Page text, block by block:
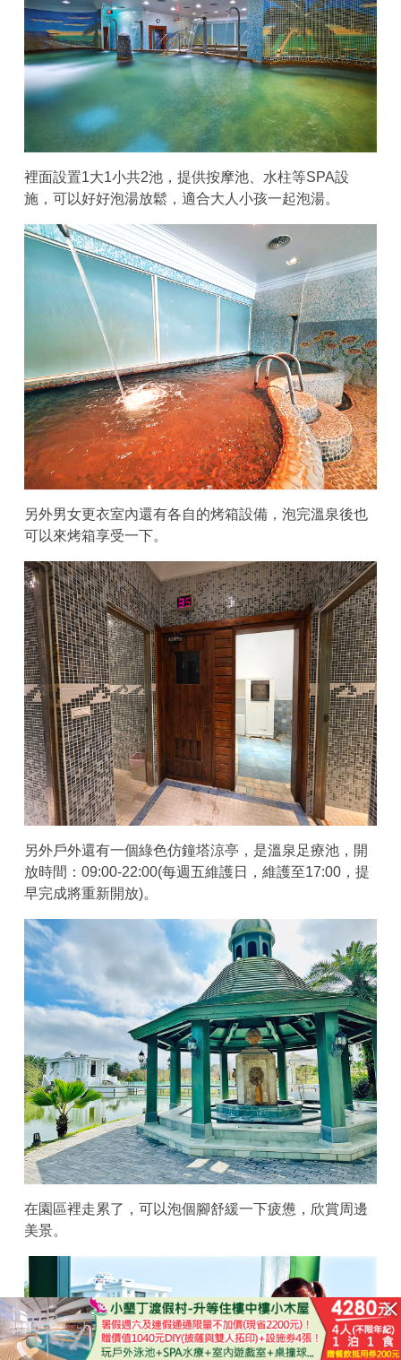
裡面設置1大1小共2池，提供按摩池、水柱等SPA設
施，可以好好泡湯放鬆，適合大人小孩一起泡湯。
另外男女更衣室內還有各自的烤箱設備，泡完溫泉後也
可以來烤箱享受一下。
另外戶外還有一個綠色仿鐘塔涼亭，是溫泉足療池，開
放時間：09:00-22:00(每週五維護日，維護至17:00，提
早完成將重新開放)。
在園區裡走累了，可以泡個腳舒緩一下疲憊，欣賞周邊
美景。
已結束